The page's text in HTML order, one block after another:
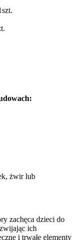
żwir lub
zachęca dzieci do
ich
i trwałe elementy